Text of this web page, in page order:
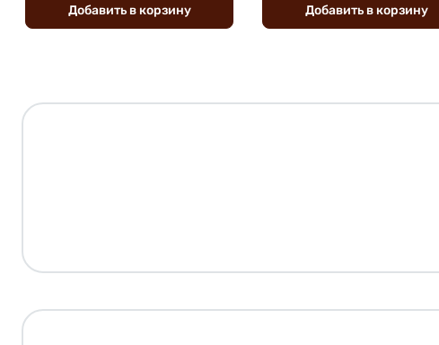
Добавить вкорзину Добавить вкорзину